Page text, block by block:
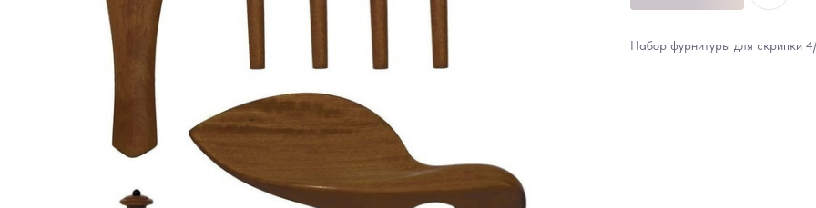
Набор фурнитуры для скрипки